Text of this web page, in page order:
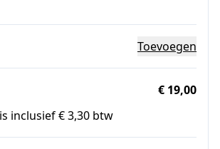
Toevoegen
€ 19,00
inclusief € 3,30 btw